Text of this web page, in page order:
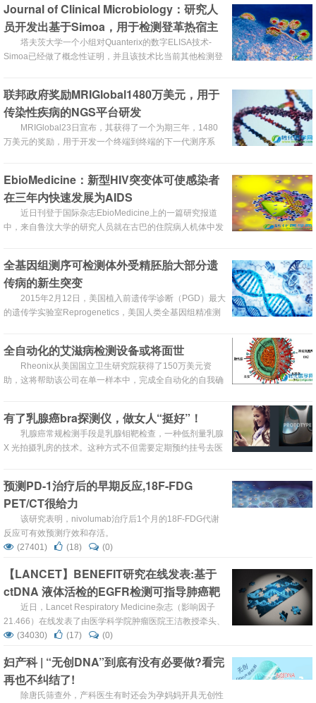
物，其可以帮助指导不同类型组织在胚胎生长过程中形成的
机制。
Journal of Clinical Microbiology：研究人
员开发出基于Simoa，用于检测登革热宿主
免疫反应的实验
塔夫茨大学一个小组对Quanterix的数字ELISA技术-
Simoa已经做了概念性证明，并且该技术比当前其他检测登
联邦政府奖励MRIGlobal1480万美元，用于
传染性疾病的NGS平台研发
MRIGlobal23日宣布，其获得了一个为期三年，1480
万美元的奖励，用于开发一个终端到终端的下一代测序系
EbioMedicine：新型HIV突变体可使感染者
在三年内快速发展为AIDS
近日刊登于国际杂志EbioMedicine上的一篇研究报道
中，来自鲁汶大学的研究人员就在古巴的住院病人机体中发
发展成为AIDS，发展速度之快让研究者非常诧异。
全基因组测序可检测体外受精胚胎大部分遗
传病的新生突变
2015年2月12日，美国植入前遗传学诊断（PGD）最大
的遗传学实验室Reprogenetics，美国人类全基因组精准测
中心在Genome Research二月刊发表新临床数据，表明可
检测出体外受精（IVF）胚胎的单碱基新生突变。
全自动化的艾滋病检测设备或将面世
Rheonix从美国国立卫生研究院获得了150万美元资
助，这将帮助该公司在单一样本中，完成全自动化的自我确
有了乳腺癌bra探测仪，做女人“挺好”！
乳腺癌常规检测手段是乳腺钼靶检查，一种低剂量乳腺
X 光拍摄乳房的技术。这种方式不但需要定期预约挂号去医
预测PD-1治疗后的早期反应,18F-FDG
PET/CT很给力
该研究表明，nivolumab治疗后1个月的18F-FDG代谢
反应可有效预测疗效和存活。
(27401)
(18) (0)
【LANCET】BENEFIT研究在线发表:基于
ctDNA 液体活检的EGFR检测可指导肺癌靶
向治疗
近日，Lancet Respiratory Medicine杂志（影响因子
21.466）在线发表了由医学科学院肿瘤医院王洁教授牵头、
全国多家医院及阿斯利康公司、艾德生物共同参与的前瞻性
(34030) (17) (0)
妇产科 | “无创DNA”到底有没有必要做?看完
再也不纠结了!
除唐氏筛查外，产科医生有时还会为孕妈妈开具无创性